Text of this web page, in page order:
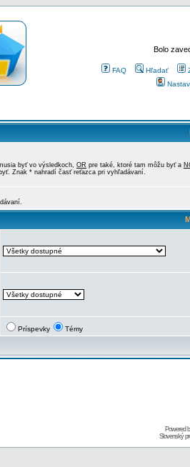
Bolo
FAQ Hľadať
byť vo výsledkoch, OR pre také, ktoré tam môžu byť a
Znak * nahradí časť reťazca pri vyhľadávaní.
Príspevky Témy
Powered
Slovenský